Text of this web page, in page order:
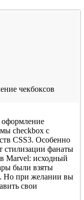
чекбоксов
checkbox с
CSS3. Особенно
стилизации фанаты
Marvel: исходный
были взяты
Но при желании вы
свои